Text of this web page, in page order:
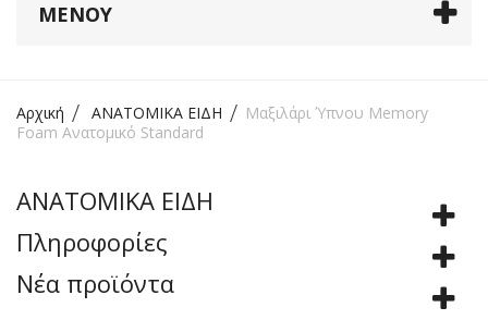
ΜΕΝΟΎ
Αρχική ΑΝΑΤΟΜΙΚΑ ΕΙΔΗ
Μαξιλάρι Ύπνου Memory
Foam Ανατομικό Standard
ΑΝΑΤΟΜΙΚΑ ΕΙΔΗ
Πληροφορίες
Νέα προϊόντα